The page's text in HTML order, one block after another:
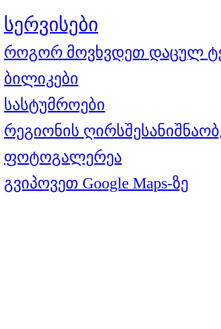
სერვისები
როგორ მოვხვდეთ დაცულ
ბილიკები
სასტუმროები
რეგიონის
ფოტოგალერეა
გვიპოვეთ Google Maps-ზე